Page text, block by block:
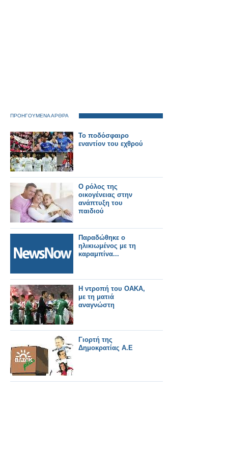
ΠΡΟΗΓΟΥΜΕΝΑ ΑΡΘΡΑ
To ποδόσφαιρο
εναντίον του εχθρού
Ο ρόλος της
οικογένειας στην
ανάπτυξη του
παιδιού
Παραδώθηκε ο
ηλικιωμένος με τη
καραμπίνα...
Η ντροπή του ΟΑΚΑ,
με τη ματιά
αναγνώστη
Γιορτή της
Δημοκρατίας Α.Ε